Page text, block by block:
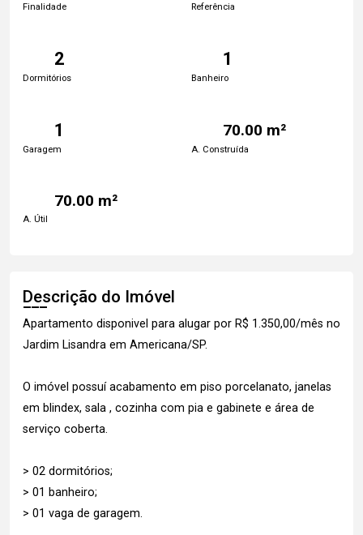
Finalidade Referência
2
Dormitórios
1
Banheiro
1
Garagem
70.00 m²
A. Construída
70.00 m²
A. Útil
Descrição do Imóvel
Apartamento disponivel para alugar por R$ 1.350,00/mês no
Jardim Lisandra em Americana/SP.
O imóvel possuí acabamento em piso porcelanato, janelas
em blindex, sala , cozinha com pia e gabinete e área de
serviço coberta.
> 02 dormitórios;
> 01 banheiro;
> 01 vaga de garagem.